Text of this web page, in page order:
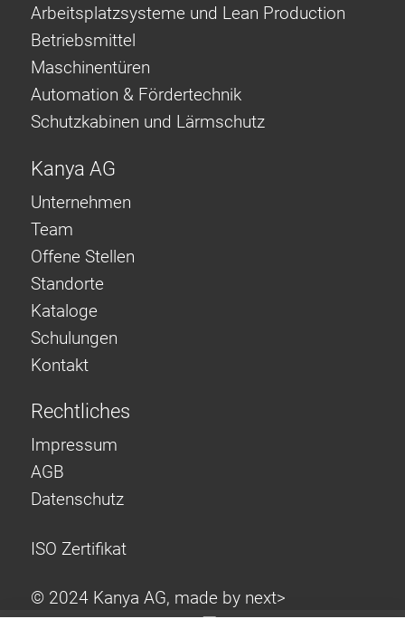
Arbeitsplatzsysteme und Lean Production
Betriebsmittel
Maschinentüren
Automation & Fördertechnik
Schutzkabinen und Lärmschutz
Kanya AG
Unternehmen
Team
Offene Stellen
Standorte
Kataloge
Schulungen
Kontakt
Rechtliches
Impressum
AGB
Datenschutz
ISO Zertifikat
© 2024 Kanya AG, made by next>